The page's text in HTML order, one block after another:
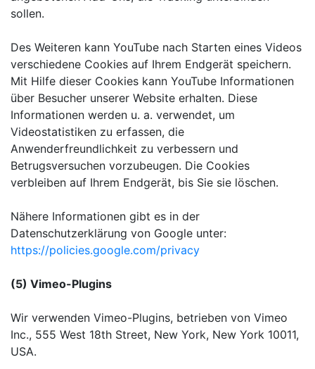
sollen.
Des Weiteren kann YouTube nach Starten eines Videos
verschiedene Cookies auf Ihrem Endgerät speichern.
Mit Hilfe dieser Cookies kann YouTube Informationen
über Besucher unserer Website erhalten. Diese
Informationen werden u. a. verwendet, um
Videostatistiken zu erfassen, die
Anwenderfreundlichkeit zu verbessern und
Betrugsversuchen vorzubeugen. Die Cookies
verbleiben auf Ihrem Endgerät, bis Sie sie löschen.
Nähere Informationen gibt es in der
Datenschutzerklärung von Google unter:
https://policies.google.com/privacy
(5) Vimeo-Plugins
Wir verwenden Vimeo-Plugins, betrieben von Vimeo
Inc., 555 West 18th Street, New York, New York 10011,
USA.